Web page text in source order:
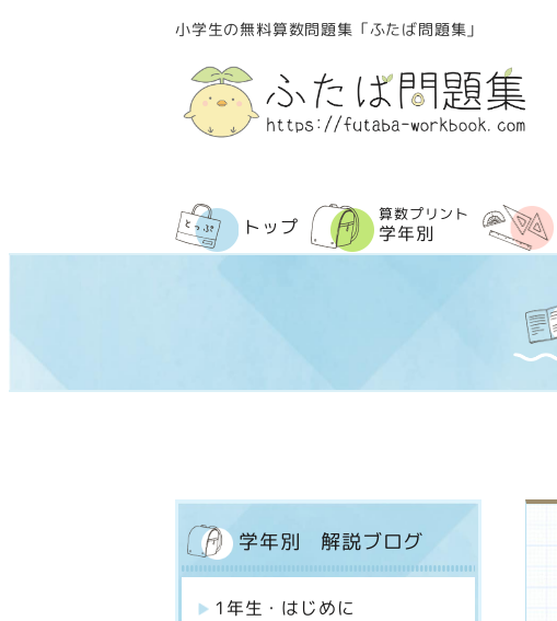
へ
小学生の無料算数問題集「ふたば問題集」
トップ
算数プリント
学年別
学年別 解説ブログ
1年生・はじめに